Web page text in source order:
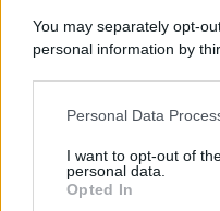
You may separately opt-
personal information by
This information may also
disclose it to other third
Please note that this
Personal Data
I want to opt-out of
personal data.
Opted In